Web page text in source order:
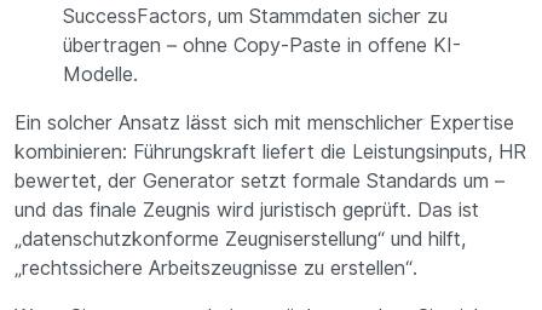
SuccessFactors, um Stammdaten sicher zu
übertragen – ohne Copy-Paste in offene KI-
Modelle.
Ein solcher Ansatz lässt sich mit menschlicher Expertise
kombinieren: Führungskraft liefert die Leistungsinputs, HR
bewertet, der Generator setzt formale Standards um –
und das finale Zeugnis wird juristisch geprüft. Das ist
„datenschutzkonforme Zeugniserstellung“ und hilft,
„rechtssichere Arbeitszeugnisse zu erstellen“.